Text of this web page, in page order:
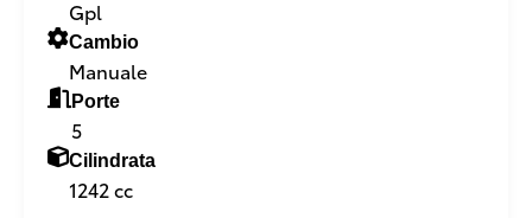
Gpl
Cambio
Manuale
Porte
5
Cilindrata
1242 cc